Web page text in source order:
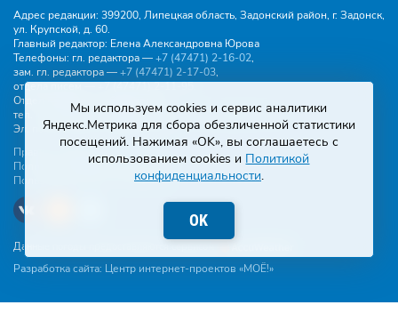
Адрес редакции: 399200, Липецкая область, Задонский район, г. Задонск,
ул. Крупской, д. 60.
Главный редактор: Елена Александровна Юрова
Телефоны: гл. редактора —+7 (47471) 2‑16‑02,
зам. гл. редактора —+7 (47471) 2‑17‑03,
отдела писем —+7 (47471) 2‑11‑95.
Отдел рекламы и объявлений:
тел.
+7 (47471) 2‑43‑88, эл. почта -buh.gzp@yandex.ru
Эл. почта:gazeta.zapr@yandex.ru
Правила общения
Политика конфиденциальности
Пользовательское соглашение
Данные погоды предоставляются сервисом
Разработка сайта: Центр интернет-проектов «МОЁ!»
Мы используем cookies и сервис аналитики
Яндекс.Метрика для сбора обезличенной статистики
посещений. Нажимая «OK», вы соглашаетесь с
использованием cookies и Политикой
конфиденциальности.
OK